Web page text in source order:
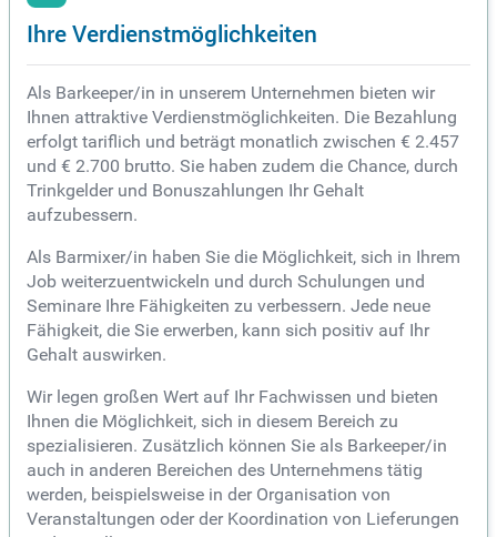
Ihre Verdienstmöglichkeiten
Als Barkeeper/in in unserem Unternehmen bieten wir
Ihnen attraktive Verdienstmöglichkeiten. Die Bezahlung
erfolgt tariflich und beträgt monatlich zwischen € 2.457
und € 2.700 brutto. Sie haben zudem die Chance, durch
Trinkgelder und Bonuszahlungen Ihr Gehalt
aufzubessern.
Als Barmixer/in haben Sie die Möglichkeit, sich in Ihrem
Job weiterzuentwickeln und durch Schulungen und
Seminare Ihre Fähigkeiten zu verbessern. Jede neue
Fähigkeit, die Sie erwerben, kann sich positiv auf Ihr
Gehalt auswirken.
Wir legen großen Wert auf Ihr Fachwissen und bieten
Ihnen die Möglichkeit, sich in diesem Bereich zu
spezialisieren. Zusätzlich können Sie als Barkeeper/in
auch in anderen Bereichen des Unternehmens tätig
werden, beispielsweise in der Organisation von
Veranstaltungen oder der Koordination von Lieferungen